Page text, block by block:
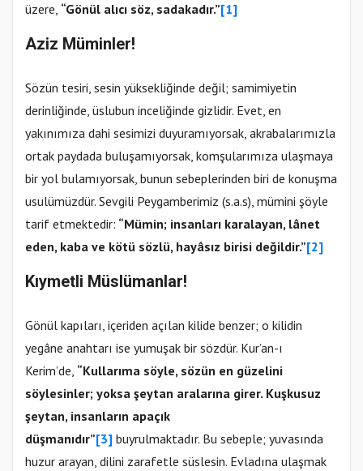
üzere, “Gönül alıcı söz, sadakadır.”[1]
Aziz Müminler!
Sözün tesiri, sesin yüksekliğinde değil; samimiyetin
derinliğinde, üslubun inceliğinde gizlidir. Evet, en
yakınımıza dahi sesimizi duyuramıyorsak, akrabalarımızla
ortak paydada buluşamıyorsak, komşularımıza ulaşmaya
bir yol bulamıyorsak, bunun sebeplerinden biri de konuşma
usulümüzdür. Sevgili Peygamberimiz (s.a.s), mümini şöyle
tarif etmektedir: “Mümin; insanları karalayan, lânet
eden, kaba ve kötü sözlü, hayâsız birisi değildir.”[2]
Kıymetli Müslümanlar!
Gönül kapıları, içeriden açılan kilide benzer; o kilidin
yegâne anahtarı ise yumuşak bir sözdür. Kur’an-ı
Kerim’de, “Kullarıma söyle, sözün en güzelini
söylesinler; yoksa şeytan aralarına girer. Kuşkusuz
şeytan, insanların apaçık
düşmanıdır”[3] buyrulmaktadır. Bu sebeple; yuvasında
huzur arayan, dilini zarafetle süslesin. Evladına ulaşmak